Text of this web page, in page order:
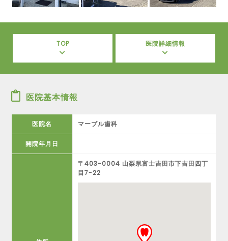
TOP 医院詳細情報
医院基本情報
医院名 マーブル歯科
開院年月日
〒403-0004 山梨県富士吉田市下吉田四丁
目7-22